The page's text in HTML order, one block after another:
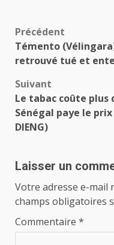
Navigation
d’article
Précédent
Témento
retrouvé tué et
Suivant
Le tabac coûte plus
Sénégal paye le
DIENG)
Laisser un
Votre adresse e-mail
champs obligatoires
Commentaire *